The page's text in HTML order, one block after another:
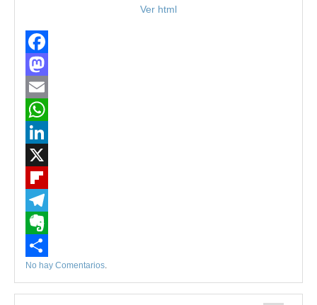
Ver html
Facebook
Mastodon
Email
WhatsApp
LinkedIn
Flipboard
Telegram
Evernote
Compartir
No hay Comentarios